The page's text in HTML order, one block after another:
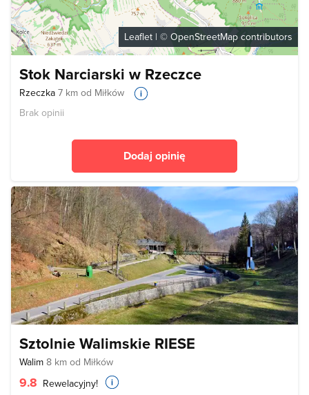
Leaflet | © OpenStreetMap contributors
Stok Narciarski w Rzeczce
Rzeczka 7 km od Miłków
Brak opinii
Dodaj opinię
Sztolnie Walimskie RIESE
Walim 8 km od Miłków
9.8 Rewelacyjny!